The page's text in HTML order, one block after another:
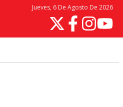
Jueves, 6 De Agosto De 2026